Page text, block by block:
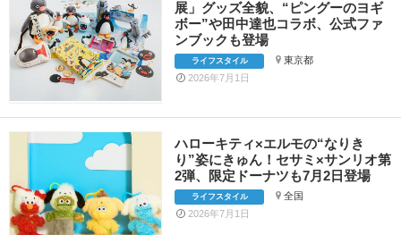
展」グッズ全貌、“ピングーのヨギ
ボー”や田中達也コラボ、公式ファ
ンブックも登場
ライフスタイル
東京都
2026年7月1日
ハローキティ×エルモの“なりき
り”姿にきゅん！セサミ×サンリオ第
2弾、限定ドーナツも7月2日登場
ライフスタイル
全国
2026年7月1日